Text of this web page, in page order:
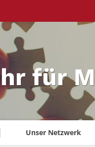
für
Unser Netzwerk